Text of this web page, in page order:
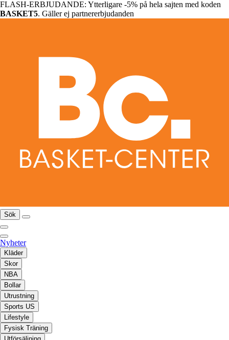
FLASH-ERBJUDANDE: Ytterligare -5% på hela sajten med koden
BASKET5. Gäller ej partnererbjudanden
Sök
Nyheter
Kläder
Skor
NBA
Bollar
Utrustning
Sports US
Lifestyle
Fysisk Träning